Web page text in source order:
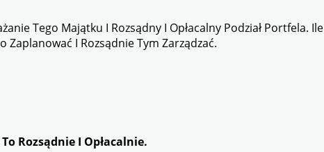
Tego Majątku I Rozsądny I Opłacalny Podział Portfela.
Zaplanować I Rozsądnie Tym Zarządzać.
Rozsądnie I Opłacalnie.